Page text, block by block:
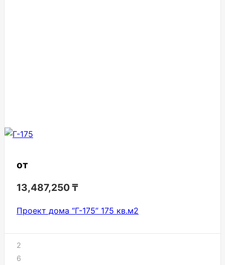
от
13,487,250₸
Проект дома “Г-175” 175 кв.м2
2
6